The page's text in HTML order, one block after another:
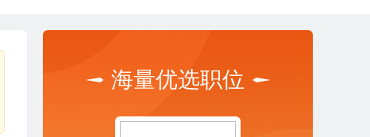
海量优选职位